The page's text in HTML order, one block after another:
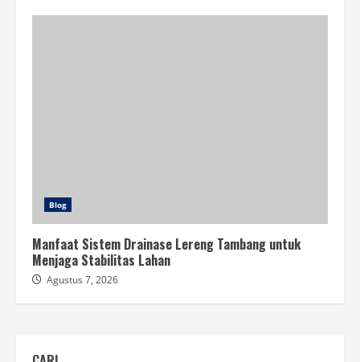
Blog
Manfaat Sistem Drainase Lereng Tambang untuk
Menjaga Stabilitas Lahan
Agustus 7, 2026